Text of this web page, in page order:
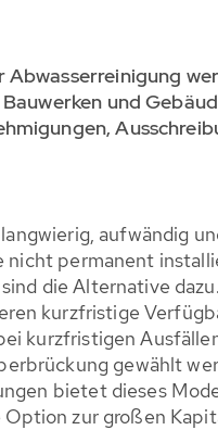
Abwasserreinigung
und
aufwändig
nicht permanent
die Alternative
kurzfristige
kurzfristigen
gewählt
bietet dieses
zur großen